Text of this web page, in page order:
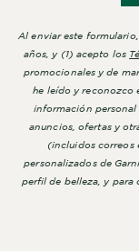
Al enviar este
años, y (1) acepto los
promocionales y de
he leído y reconozco
información personal
anuncios, ofertas y
(incluidos correos
personalizados de
perfil de belleza, y para